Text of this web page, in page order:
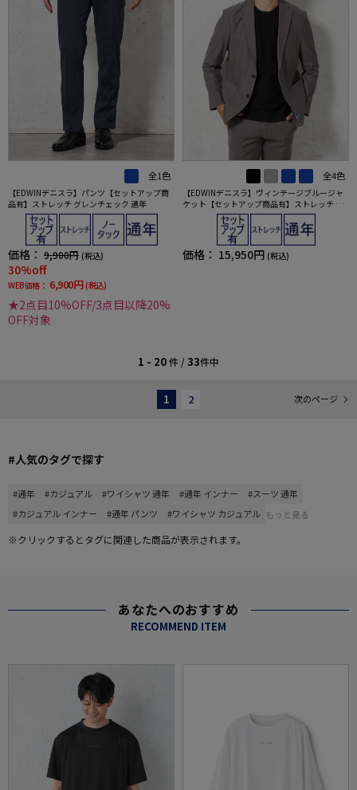
全1色
【EDWINデニスラ】パンツ【セットアップ商
品有】ストレッチ グレンチェック 通年
価格： 9,900円 (税込)
30%off
WEB価格： 6,900円 (税込)
★2点目10%OFF/3点目以降20%
OFF対象
全4色
【EDWINデニスラ】ヴィンテージブルージャ
ケット【セットアップ商品有】ストレッチ 無
価格： 15,950円 (税込)
1 - 20件 /33件中
1 2 次のページ
#人気のタグで探す
#通年 #カジュアル #ワイシャツ 通年 #通年 インナー
#スーツ 通年
#カジュアル インナー
#通年 パンツ #ワイシャツ カジュアル もっと見る
※クリックするとタグに関連した商品が表示されます。
あなたへのおすすめ
RECOMMEND ITEM